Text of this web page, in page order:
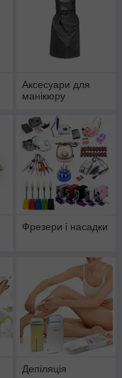
Аксесуари для
манікюру
Фрезери і насадки
Депіляція